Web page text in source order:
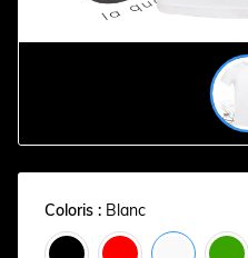
Coloris : Blanc